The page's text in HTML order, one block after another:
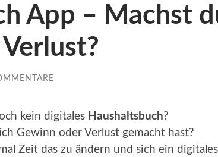
App – Machst
kein digitales Haushaltsbuch?
Gewinn oder Verlust gemacht hast?
Zeit das zu ändern und sich ein digitales